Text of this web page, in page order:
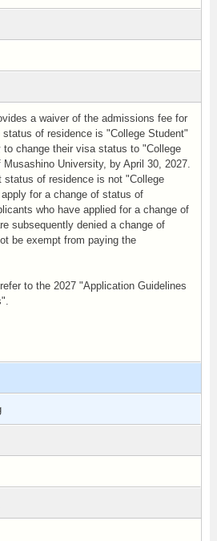
a waiver of the admissions fee for
of residence is "College Student"
change their visa status to "College
University, by April 30, 2027.
status of residence is not "College
for a change of status of
who have applied for a change of
subsequently denied a change of
be exempt from paying the
to the 2027 "Application Guidelines